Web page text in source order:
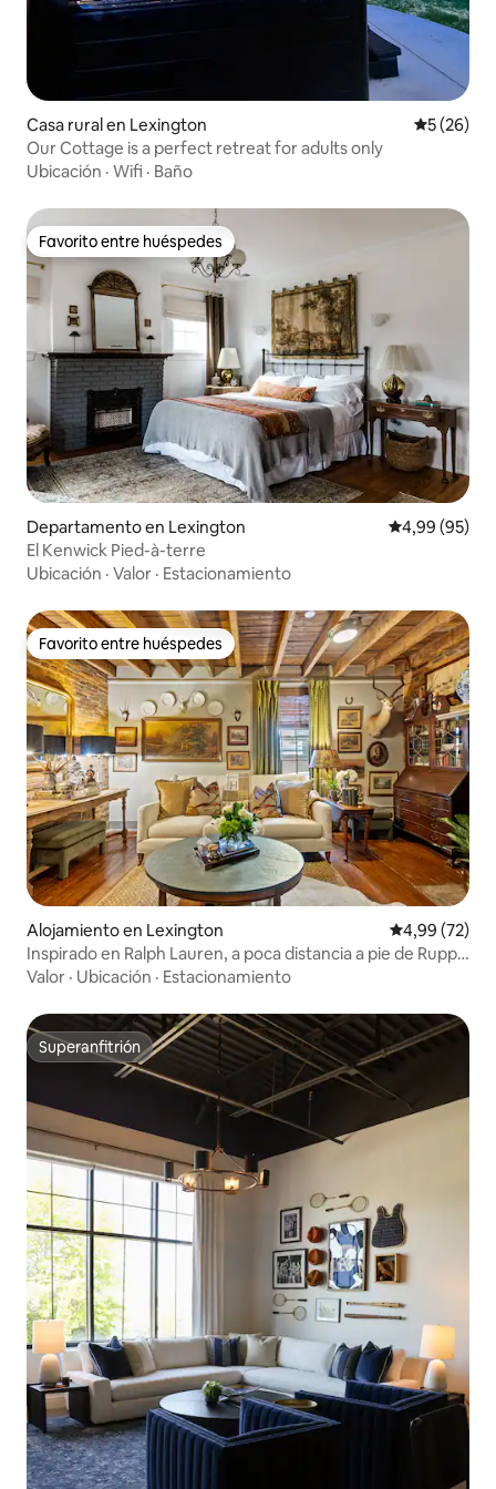
Casa rural en Lexington
5 (26)
Our Cottage is a perfect retreat for adults only
Ubicación · Wifi · Baño
Favorito entre huéspedes
Favorito entre huéspedes
Departamento en Lexington Calificación
4,99 (95)
El Kenwick Pied-à-terre
Ubicación · Valor · Estacionamiento
Favorito entre huéspedes
Favorito entre huéspedes
Alojamiento en Lexington Calificación
4,99 (72)
Inspirado en Ralph Lauren, a poca distancia a pie de Rupp
Arena, estacionamiento
Valor · Ubicación · Estacionamiento
Superanfitrión
Superanfitrión